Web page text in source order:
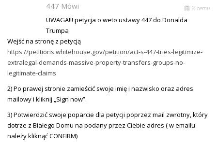
447 Mówi % temu
UWAGA!!! petycja o weto ustawy 447 do Donalda
Trumpa
Wejść na stronę z petycją
https://petitions.whitehouse.gov/petition/act-s-447-tries-legitimize-
extralegal-demands-massive-property-transfers-groups-no-
legitimate-claims
2) Po prawej stronie zamieścić swoje imię i nazwisko oraz adres
mailowy i kliknij „Sign now”.
3) Potwierdzić swoje poparcie dla petycji poprzez mail zwrotny, który
dotrze z Białego Domu na podany przez Ciebie adres ( w emailu
należy kliknąć CONFIRM)